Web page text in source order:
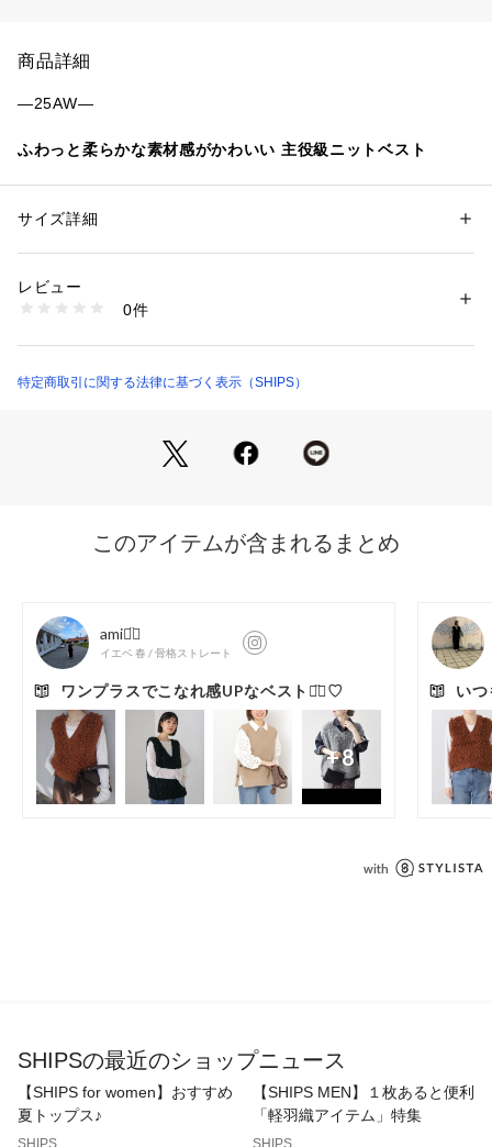
商品詳細
―25AW―
ふわっと柔らかな素材感がかわいい 主役級ニットベスト
メランジ調のフェザーチュールが素敵なニットベスト。
しむこともできるデザインです。
チクチクしにくい柔らかな風合いです。
秋口はキャミソールや半袖Tと合わせて1枚着として、寒くなっ
-------------------------------------
生地の厚み：中間
透け感：無
光沢感：無
ポケット：無
手洗い：手洗い可
-------------------------------------
※生産状況により店舗にて販売する場合もございます。
※末永く愛用頂く為に、アテンションタグを必ずご確認の上、
着用又はお取り扱いください。
※画像の商品はサンプルです。
実際の商品と仕様、加工、サイズが若干異なる場合がございま
性別：レディース
素材：ポリエステル62%、 ナイロン38%
商品番号：
316660028 （ショップ）
サイズ詳細
レビュー
0件
特定商取引に関する法律に基づく表示（SHIPS）
SHIPSの最近のショップニュース
【SHIPS for women】おすすめ
夏トップス♪
SHIPS
【SHIPS MEN】１枚あると便利
「軽羽織アイテム」特集
SHIPS